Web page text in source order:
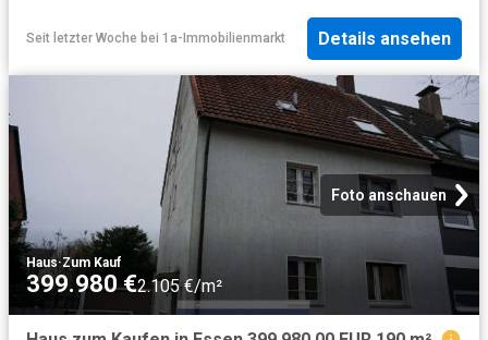
Seit letzter Woche bei 1a-Immobilienmarkt Details ansehen
Foto anschauen
Haus·Zum Kauf
399.980 €2.105 €/m²